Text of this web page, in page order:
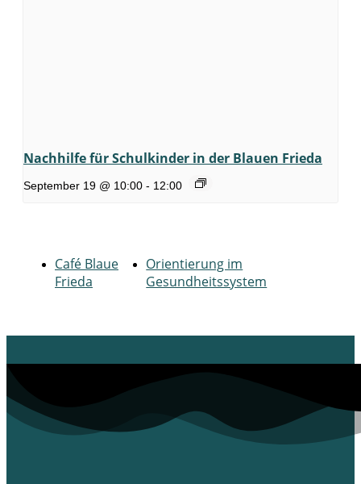
Nachhilfe für Schulkinder in der Blauen Frieda
September 19 @ 10:00 - 12:00
Café Blaue
Frieda
Orientierung im
Gesundheitssystem